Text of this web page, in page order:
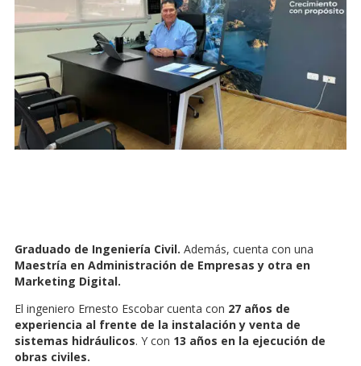
Graduado de Ingeniería Civil. Además, cuenta con una
Maestría en Administración de Empresas y otra en
Marketing Digital.
El ingeniero Ernesto Escobar cuenta con 27 años de
experiencia al frente de la instalación y venta de
sistemas hidráulicos. Y con 13 años en la ejecución de
obras civiles.